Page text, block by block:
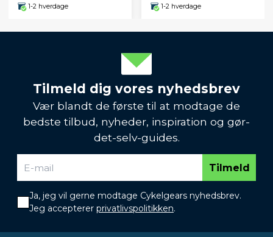
1-2 hverdage 1-2 hverdage
Tilmeld dig vores nyhedsbrev
Vær blandt de første til at modtage de
bedste tilbud, nyheder, inspiration og gør-
det-selv-guides.
Tilmeld
Ja, jeg vil gerne modtage Cykelgears nyhedsbrev.
Jeg accepterer privatlivspolitikken.